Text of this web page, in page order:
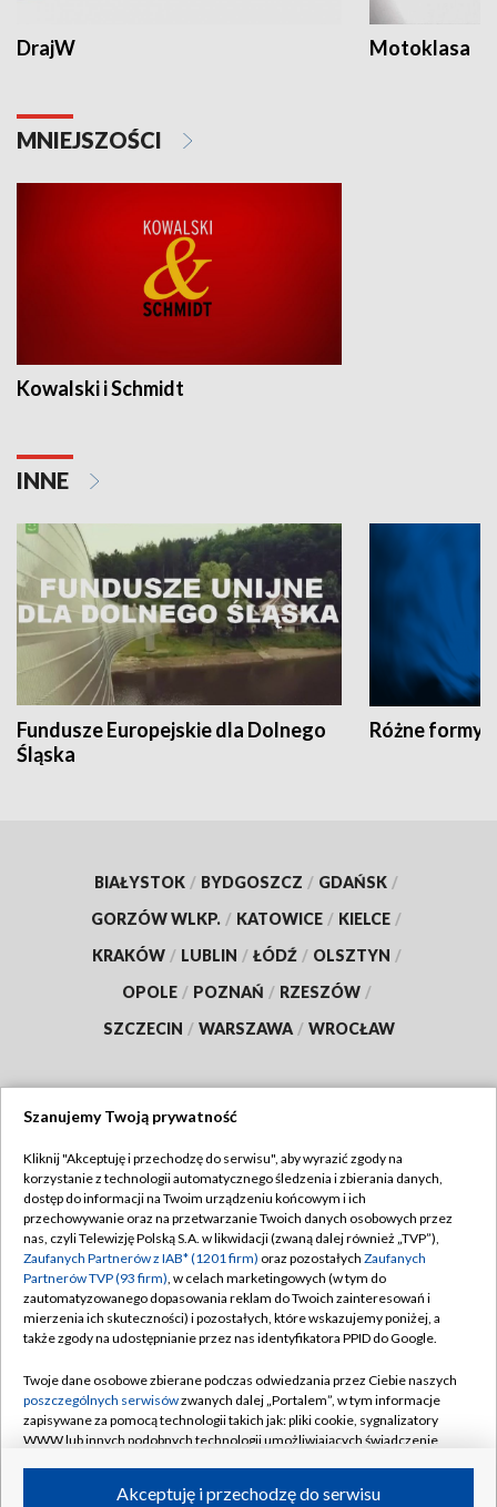
DrajW Motoklasa
MNIEJSZOŚCI
Kowalski i Schmidt
INNE
Fundusze Europejskie dla Dolnego
Śląska
Różne formy
BIAŁYSTOK / BYDGOSZCZ / GDAŃSK /
GORZÓW WLKP. / KATOWICE / KIELCE /
KRAKÓW / LUBLIN / ŁÓDŹ / OLSZTYN /
OPOLE / POZNAŃ / RZESZÓW /
SZCZECIN / WARSZAWA / WROCŁAW
TVP
Abonament TVP
Emisja w TVP
Centrum informacji TVP
Naziemna Telewizja Cyfrowa
Rada Programowa
System NOS
Informacje o nadawcy
Regulamin TVP
Polityka prywatności
Moje zgody
Pomoc
Kontakt
Kanały
Szanujemy Twoją prywatność
Kliknij "Akceptuję i przechodzę do serwisu", aby wyrazić zgody na
korzystanie z technologii automatycznego śledzenia i zbierania danych,
dostęp do informacji na Twoim urządzeniu końcowym i ich
przechowywanie oraz na przetwarzanie Twoich danych osobowych przez
nas, czyli Telewizję Polską S.A. w likwidacji (zwaną dalej również „TVP”),
Zaufanych Partnerów z IAB* (1201 firm) oraz pozostałych Zaufanych
Partnerów TVP (93 firm), w celach marketingowych (w tym do
zautomatyzowanego dopasowania reklam do Twoich zainteresowań i
mierzenia ich skuteczności) i pozostałych, które wskazujemy poniżej, a
także zgody na udostępnianie przez nas identyfikatora PPID do Google.
Twoje dane osobowe zbierane podczas odwiedzania przez Ciebie naszych
poszczególnych serwisówzwanych dalej „Portalem”, w tym informacje
zapisywane za pomocą technologii takich jak: pliki cookie, sygnalizatory
WWW lub innych podobnych technologii umożliwiających świadczenie
ruchu w Internecie.Akceptuję i przechodzę do serwisu